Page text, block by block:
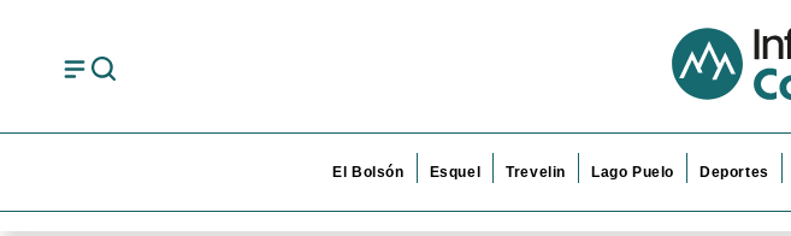
El Bolsón Esquel Trevelin Lago Puelo Deportes